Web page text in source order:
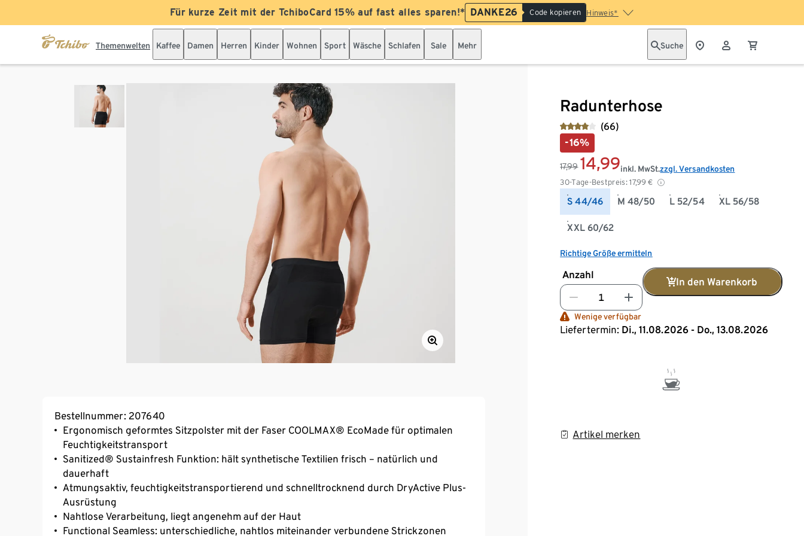
Für kurze Zeit mit der TchiboCard 15% auf fast alles sparen!* DANKE26 Code kopieren Hinweis*
Themenwelten Kaffee Damen Herren Kinder Wohnen Sport Wäsche Schlafen Sale Mehr Suche
Radunterhose
(66)
-16%
17,99 14,99
30-Tage-Bestpreis: 17,99 €
inkl. MwSt.zzgl. Versandkosten
S 44/46 M 48/50 L 52/54 XL 56/58
XXL 60/62
Richtige Größe ermitteln
Anzahl
In den Warenkorb
Wenige verfügbar
Liefertermin: Di., 11.08.2026 - Do., 13.08.2026
Artikel merken
Bestellnummer: 207640
Ergonomisch geformtes Sitzpolster mit der Faser COOLMAX® EcoMade für optimalen
Feuchtigkeitstransport
Sanitized® Sustainfresh Funktion: hält synthetische Textilien frisch – natürlich und
dauerhaft
Atmungsaktiv, feuchtigkeitstransportierend und schnelltrocknend durch DryActive Plus-
Ausrüstung
Nahtlose Verarbeitung, liegt angenehm auf der Haut
Functional Seamless: unterschiedliche, nahtlos miteinander verbundene Strickzonen